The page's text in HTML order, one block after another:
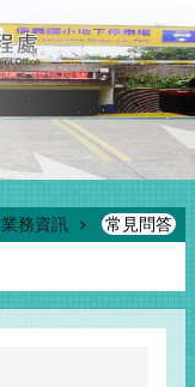
業務資訊 常見問答